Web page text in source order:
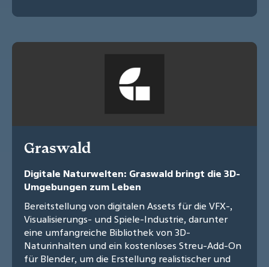
Graswald
Digitale Naturwelten: Graswald bringt die 3D-
Umgebungen zum Leben
Bereitstellung von digitalen Assets für die VFX-,
Visualisierungs- und Spiele-Industrie, darunter
eine umfangreiche Bibliothek von 3D-
Naturinhalten und ein kostenloses Streu-Add-On
für Blender, um die Erstellung realistischer und